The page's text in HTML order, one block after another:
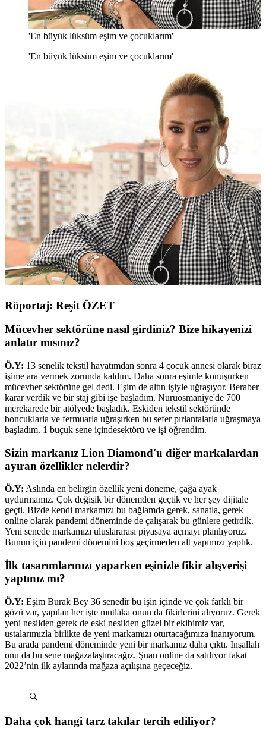
'En büyük lüksüm eşim ve çocuklarım'
'En büyük lüksüm eşim ve çocuklarım'
Röportaj: Reşit ÖZET
Mücevher sektörüne nasıl girdiniz? Bize hikayenizi
anlatır mısınız?
Ö.Y: 13 senelik tekstil hayatımdan sonra 4 çocuk annesi olarak biraz
işime ara vermek zorunda kaldım. Daha sonra eşimle konuşurken
mücevher sektörüne gel dedi. Eşim de altın işiyle uğraşıyor. Beraber
karar verdik ve bir staj gibi işe başladım. Nuruosmaniye'de 700
merekarede bir atölyede başladık. Eskiden tekstil sektöründe
boncuklarla ve fermuarla uğraşırken bu sefer pırlantalarla uğraşmaya
başladım. 1 buçuk sene içindesektörü ve işi öğrendim.
Sizin markanız Lion Diamond'u diğer markalardan
ayıran özellikler nelerdir?
Ö.Y: Aslında en belirgin özellik yeni döneme, çağa ayak
uydurmamız. Çok değişik bir dönemden geçtik ve her şey dijitale
geçti. Bizde kendi markamızı bu bağlamda gerek, sanatla, gerek
online olarak pandemi döneminde de çalışarak bu günlere getirdik.
Yeni senede markamızı uluslararası piyasaya açmayı planlıyoruz.
Bunun için pandemi dönemini boş geçirmeden alt yapımızı yaptık.
İlk tasarımlarınızı yaparken eşinizle fikir alışverişi
yaptınız mı?
Ö.Y: Eşim Burak Bey 36 senedir bu işin içinde ve çok farklı bir
gözü var, yapılan her işte mutlaka onun da fikirlerini alıyoruz. Gerek
yeni nesilden gerek de eski nesilden güzel bir ekibimiz var,
ustalarımızla birlikte de yeni markamızı oturtacağımıza inanıyorum.
Bu arada pandemi döneminde yeni bir markamız daha çıktı. Inşallah
onu da bu sene mağazalaştıracağız. Şuan online da satılıyor fakat
2022’nin ilk aylarında mağaza açılışına geçeceğiz.
Daha çok hangi tarz takılar tercih ediliyor?